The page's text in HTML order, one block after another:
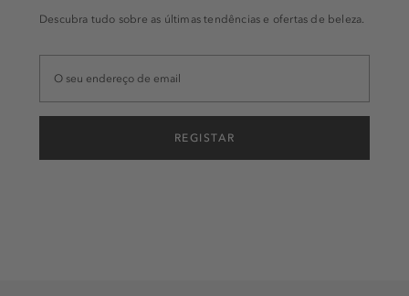
Descubra tudo sobre as últimas tendências e ofertas de beleza.
REGISTAR